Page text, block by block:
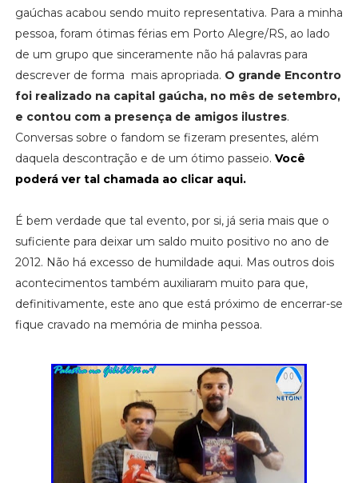
gaúchas acabou sendo muito representativa. Para a minha
pessoa, foram ótimas férias em Porto Alegre/RS, ao lado
de um grupo que sinceramente não há palavras para
descrever de forma mais apropriada. O grande Encontro
foi realizado na capital gaúcha, no mês de setembro,
e contou com a presença de amigos ilustres.
Conversas sobre o fandom se fizeram presentes, além
daquela descontração e de um ótimo passeio. Você
poderá ver tal chamada ao clicar aqui.
É bem verdade que tal evento, por si, já seria mais que o
suficiente para deixar um saldo muito positivo no ano de
2012. Não há excesso de humildade aqui. Mas outros dois
acontecimentos também auxiliaram muito para que,
definitivamente, este ano que está próximo de encerrar-se
fique cravado na memória de minha pessoa.